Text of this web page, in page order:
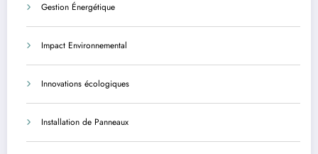
Gestion Énergétique
Impact Environnemental
Innovations écologiques
Installation de Panneaux